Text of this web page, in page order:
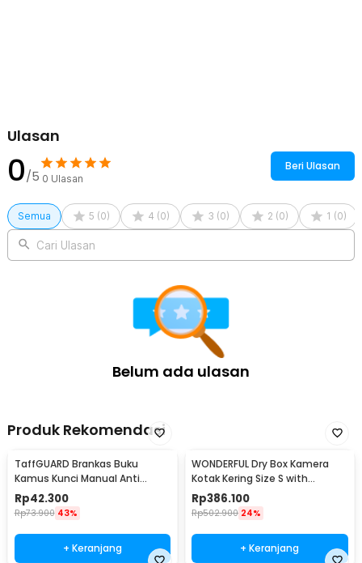
Ulasan
0/5 0 Ulasan
Beri Ulasan
Semua 5 (0) 4 (0) 3 (0) 2 (0) 1 (0)
Cari Ulasan
Belum ada ulasan
Produk Rekomendasi
TaffGUARD Brankas Buku
Kamus Kunci Manual Anti
Maling Hidden Safe Box Kecil -
KB-10L
Rp42.300
Rp73.900 43%
+ Keranjang
WONDERFUL Dry Box Kamera
Kotak Kering Size S with
Dehumidifier - DB-2820
Rp386.100
Rp502.900 24%
+ Keranjang